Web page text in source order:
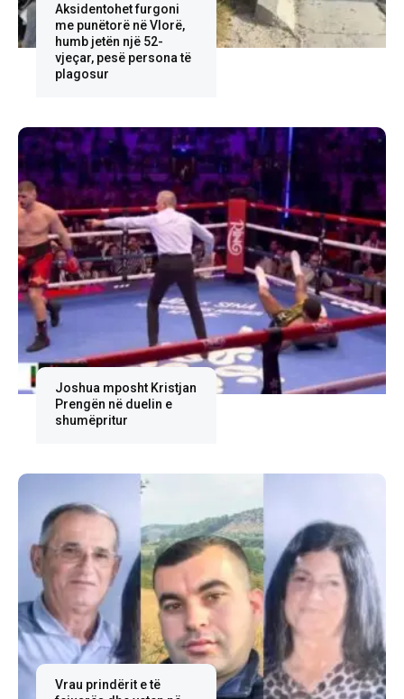
Aksidentohet furgoni
me punëtorë në Vlorë,
humb jetën një 52-
vjeçar, pesë persona të
plagosur
Joshua mposht Kristjan
Prengën në duelin e
shumëpritur
Vrau prindërit e të